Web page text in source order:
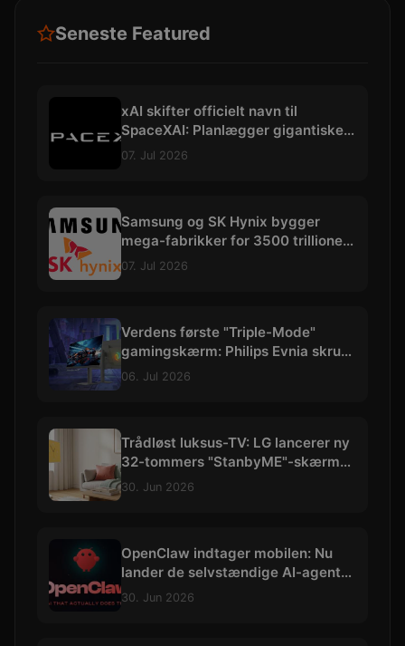
Seneste Featured
xAI skifter officielt navn til
SpaceXAI: Planlægger gigantiske
datacentre i rummet
07. Jul 2026
Samsung og SK Hynix bygger
mega-fabrikker for 3500 trillioner
kroner
07. Jul 2026
Verdens første "Triple-Mode"
gamingskærm: Philips Evnia skruer
op til vilde 540 Hz
06. Jul 2026
Trådløst luksus-TV: LG lancerer ny
32-tommers "StanbyME"-skærm
med 4K og batteri
30. Jun 2026
OpenClaw indtager mobilen: Nu
lander de selvstændige AI-agenter
på iOS og Android
30. Jun 2026